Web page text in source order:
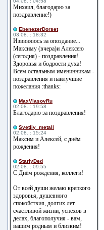
Михаил, благодарю за
поздравление!)
EbenezerDorset
03.08. : 18:32
Извиняюсь за опоздание...
Максиму (вчера)и Алексею
(сегодня) - поздравления!
Здоровья и бодрости духа!
Всем остальным именинникам -
поздравления и наилучшие
пожелания :thanks:
MaxVlasovRu
02.08. : 19:58
Благодарю за поздравления!
Svetliy_metall
02.08. : 15:24
Максим и Алексей, с днём
рождения!
StariyDed
02.08. : 09:55
С Днём рождения, коллеги!
От всей души желаю крепкого
здоровья, душевного
спокойствия, долгих лет
счастливой жизни, успехов в
делах, благополучия - вам,
вашим родным и близким!